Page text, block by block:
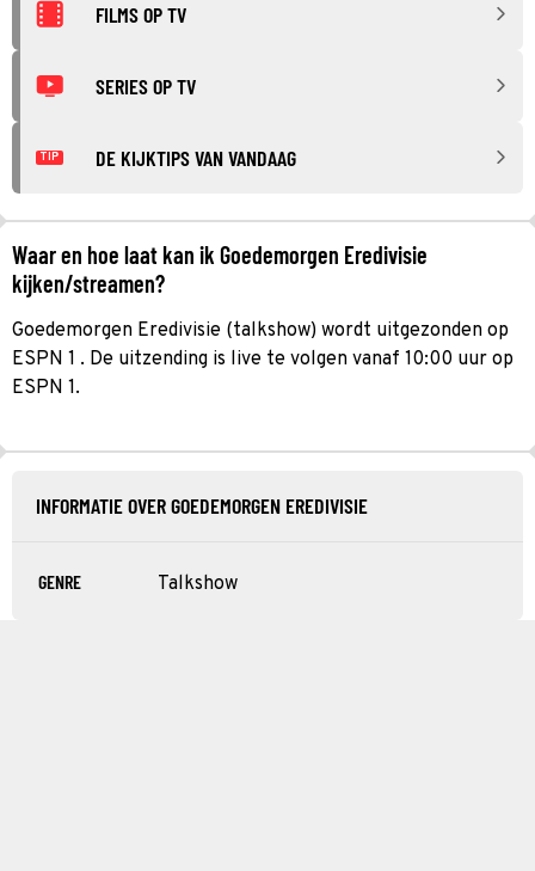
FILMS OP TV
SERIES OP TV
TIP DE KIJKTIPS VAN VANDAAG
Waar en hoe laat kan ik Goedemorgen Eredivisie
kijken/streamen?
Goedemorgen Eredivisie (talkshow) wordt uitgezonden op
ESPN 1 . De uitzending is live te volgen vanaf 10:00 uur op
ESPN 1.
INFORMATIE OVER GOEDEMORGEN EREDIVISIE
GENRE Talkshow